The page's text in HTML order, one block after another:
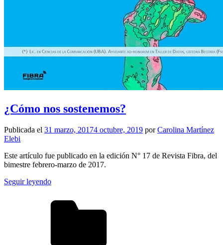
¿Cómo nos sostenemos?
Publicada el 31 marzo, 20174 octubre, 2019 porCarolina Martínez
Elebi
Este artículo fue publicado en la edición N° 17 de Revista Fibra, del
bimestre febrero-marzo de 2017.
Seguir leyendo